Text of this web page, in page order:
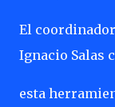
El
Ignacio Salas
esta